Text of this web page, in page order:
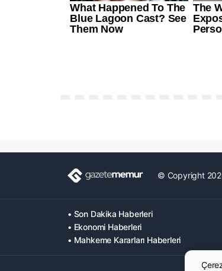
© Copyright
• Son Dakika Haberleri
• Ekonomi Haberleri
• Mahkeme Kararları Haberleri